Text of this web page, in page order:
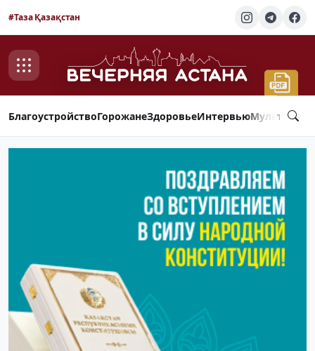
#Таза Қазақстан
БлагоустройствоГорожанеЗдоровьеИнтервью